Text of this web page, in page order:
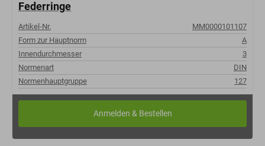
Federringe
Artikel-Nr.
MM0000101107
Form zur Hauptnorm
A
Innendurchmesser
3
Normenart
DIN
Normenhauptgruppe
127